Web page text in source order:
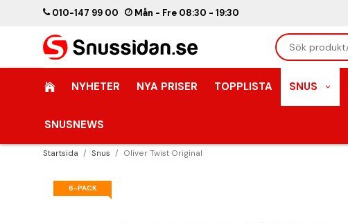
010-147 99 00 Mån - Fre 08:30 - 19:30
NYHETER NYA PRISER TOPPLISTA SNUS
SNUSNEWS
Startsida / Snus / Oliver Twist Original
6-PACK